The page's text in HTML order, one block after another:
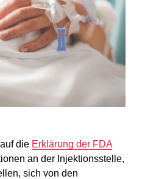
die Erklärung der FDA
an der Injektionsstelle,
sich von den